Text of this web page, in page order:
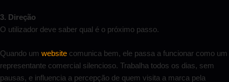
3. Direção
O utilizador deve saber qual é o próximo passo.
Quando um website comunica bem, ele passa a funcionar como um
representante comercial silencioso. Trabalha todos os dias, sem
pausas, e influencia a percepção de quem visita a marca pela